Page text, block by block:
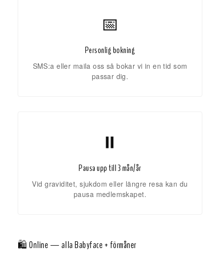
📅
Personlig bokning
SMS:a eller maila oss så bokar vi in en tid som
passar dig.
⏸️
Pausa upp till 3 mån/år
Vid graviditet, sjukdom eller längre resa kan du
pausa medlemskapet.
🛍️ Online — alla Babyface + förmåner